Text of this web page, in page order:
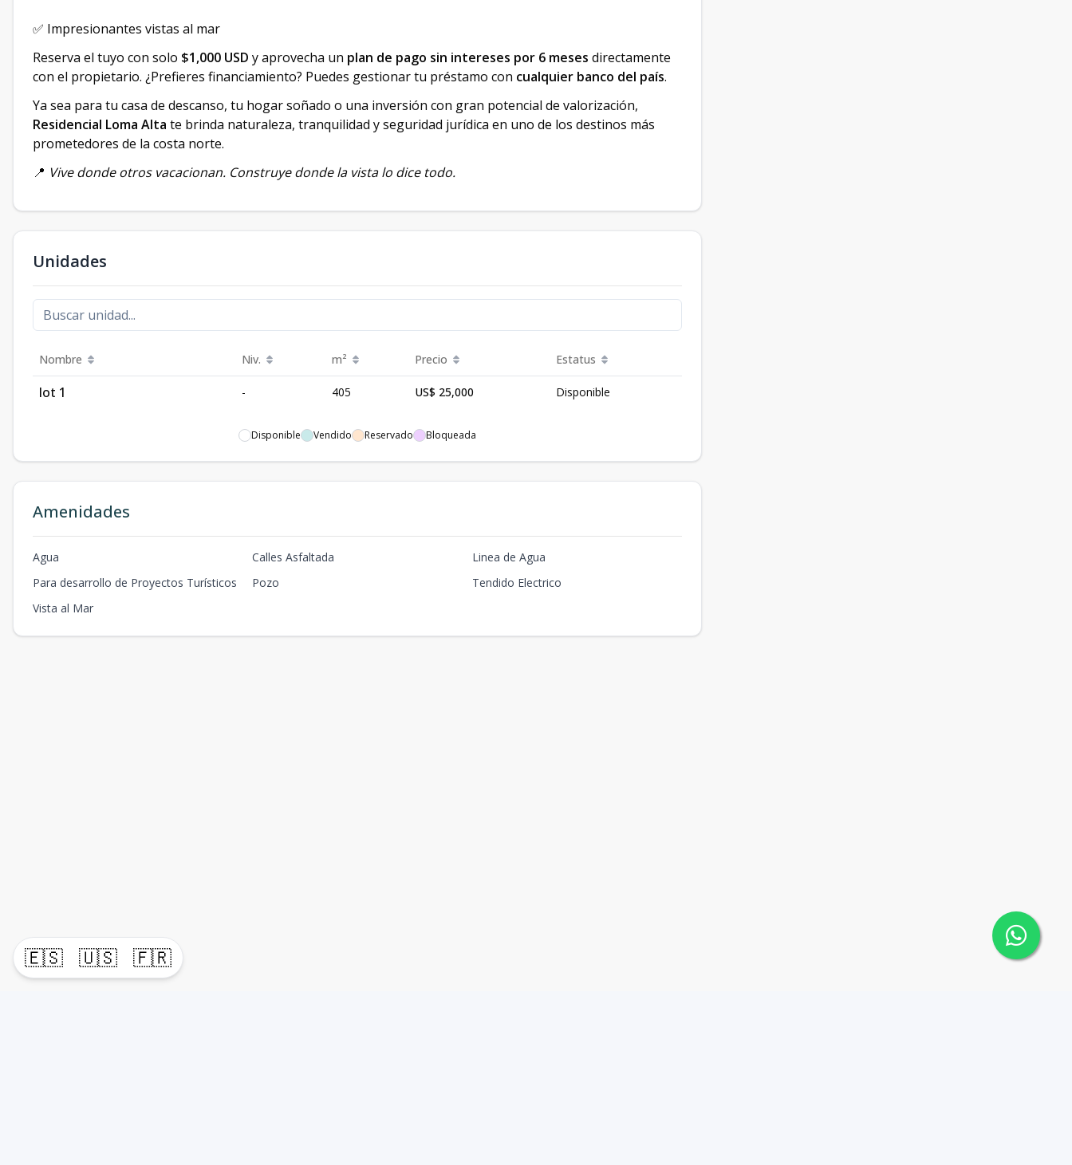
🇪🇸 🇺🇸 🇫🇷
✅ Impresionantes vistas al mar
Reserva el tuyo con solo $1,000 USD y aprovecha un plan de pago sin intereses por 6 meses directamente
con el propietario. ¿Prefieres financiamiento? Puedes gestionar tu préstamo con cualquier banco del país.
Ya sea para tu casa de descanso, tu hogar soñado o una inversión con gran potencial de valorización,
Residencial Loma Alta te brinda naturaleza, tranquilidad y seguridad jurídica en uno de los destinos más
prometedores de la costa norte.
📍 Vive donde otros vacacionan. Construye donde la vista lo dice todo.
Unidades
Nombre Niv. m² Precio Estatus
lot 1 - 405 US$ 25,000 Disponible
Disponible Vendido Reservado Bloqueada
Amenidades
Agua Calles Asfaltada
Linea de Agua
Para desarrollo de Proyectos Turísticos
Pozo
Tendido Electrico
Vista al Mar